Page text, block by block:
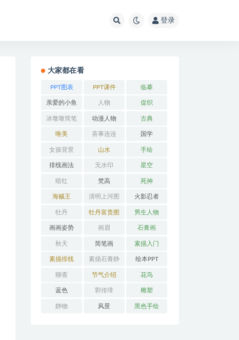
登录
大家都在看
PPT图表 PPT课件 临摹
亲爱的小鱼 人物 促织
冰墩墩简笔
画
动漫人物 古典
唯美 喜事连连 国学
女孩背景 山水 手绘
排线画法 无水印 星空
暗红 梵高 死神
海贼王 清明上河图 火影忍者
牡丹 牡丹富贵图 男生人物
画画姿势 画眉 石膏画
秋天 简笔画 素描入门
素描排线 素描石膏静
物
绘本PPT
聊斋 节气介绍 花鸟
蓝色 郭传璋 雕塑
静物 风景 黑色手绘